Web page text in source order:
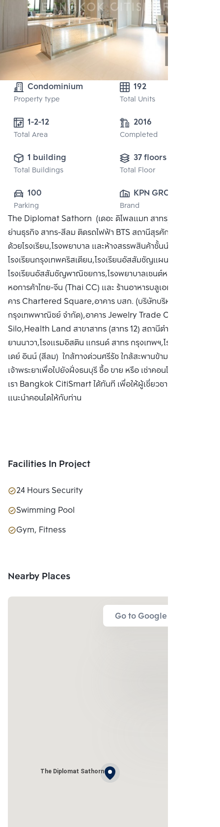
Condominium
Property type
192
Total Units
1-2-12
Total Area
2016
Completed
1 building
Total Buildings
37 floors
Total Floor
100
Parking
KPN GROUP
CORPORATION
CO., LTD.
Brand
The Diplomat Sathorn (เดอะ ดิโพลแมท สาทร) อยู่ใจกลาง
ย่านธุรกิจ สาทร-สีลม ติดรถไฟฟ้า BTS สถานีสุรศักดิ์ แวดล้อม
ด้วยโรงเรียน,โรงพยาบาล และห้างสรรพสินค้าชั้นนำ อาทิ
โรงเรียนกรุงเทพคริสเตียน,โรงเรียนอัสสัมชัญแผนกประถม และ
โรงเรียนอัสสัมชัญพาณิชยการ,โรงพยาบาลเซนต์หลุยส์,อาคาร
หอการค้าไทย-จีน (Thai CC) และ ร้านอาหารบลูเอเลเฟ่นท์มอา
คาร Chartered Square,อาคาร บสก. (บริษัทบริหารสินทรัพย์
กรุงเทพพาณิชย์ จำกัด),อาคาร Jewelry Trade Center
Silo,Health Land สาขาสาทร (สาทร 12) สถานีตำรวจ
ยานนาวา,โรงแรมอิสติน แกรนด์ สาทร กรุงเทพฯ,โรงแรมฮอลิ
เดย์ อินน์ (สีลม) ใกล้ทางด่วนศรีรัช ใกล้สะพานข้ามแม่น้ำ
เจ้าพระยาเพื่อไปยังฝั่งธนบุรี ซื้อ ขาย หรือ เช่าคอนโด ติดต่อหา
เรา Bangkok CitiSmart ได้ทันที เพื่อให้ผู้เชี่ยวชาญของเราได้
แนะนำคอนโดให้กับท่าน
Facilities In Project
24 Hours Security
Swimming Pool
Gym, Fitness
Nearby Places
Go to Google Map
The Diplomat Sathorn